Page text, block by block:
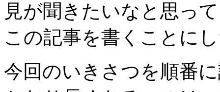
見が聞きたいなと思って
この記事を書くことに
今回のいきさつを順番